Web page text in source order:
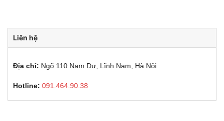
Liên hệ
Địa chỉ: Ngõ 110 Nam Dư, Lĩnh Nam, Hà Nội
Hotline: 091.464.90.38